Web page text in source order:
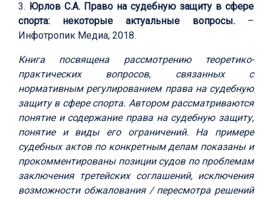
3. Юрлов С.А. Право на судебную защиту в сфере
спорта: некоторые актуальные вопросы. –
Инфотропик Медиа, 2018.
Книга посвящена рассмотрению теоретико-
практических вопросов, связанных с
нормативным регулированием права на судебную
защиту в сфере спорта. Автором рассматриваются
понятие и содержание права на судебную защиту,
понятие и виды его ограничений. На примере
судебных актов по конкретным делам показаны и
прокомментированы позиции судов по проблемам
заключения третейских соглашений, исключения
возможности обжалования / пересмотра решений